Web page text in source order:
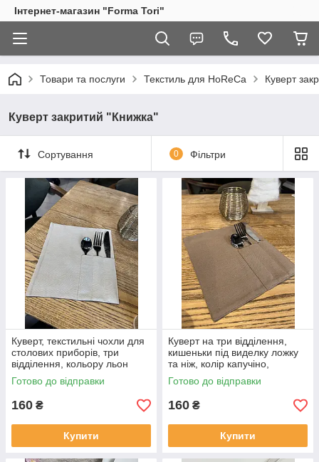
Інтернет-магазин "Forma Tori"
Товари та послуги Текстиль для HoReCa Куверт
Куверт закритий "Книжка"
Сортування 0 Фільтри
Куверт, текстильні чохли для
столових приборів, три
відділення, кольору льон
Готово до відправки
160 ₴
Купити
Куверт на три відділення,
кишеньки під виделку ложку
та ніж, колір капучіно,
водовідштовхувальний
Готово до відправки
160 ₴
Купити